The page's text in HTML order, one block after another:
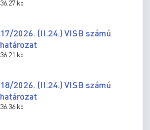
36.27 kb
17/2026. (II.24.) VISB számú
határozat
36.21 kb
18/2026. (II.24.) VISB számú
határozat
36.36 kb